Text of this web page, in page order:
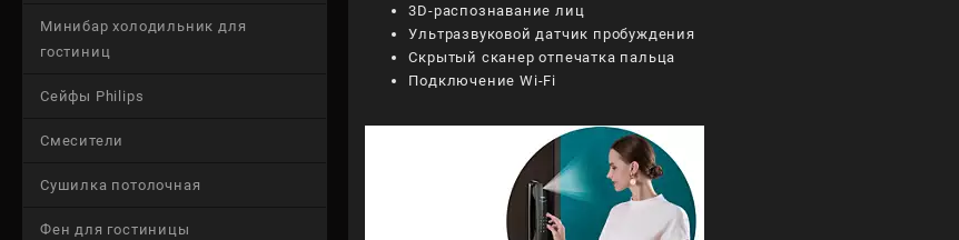
Минибар холодильник для
гостиниц
Сейфы Philips
Смесители
Сушилка потолочная
Фен для гостиницы
3D-распознавание лиц
Ультразвуковой датчик пробуждения
Скрытый сканер отпечатка пальца
Подключение Wi-Fi